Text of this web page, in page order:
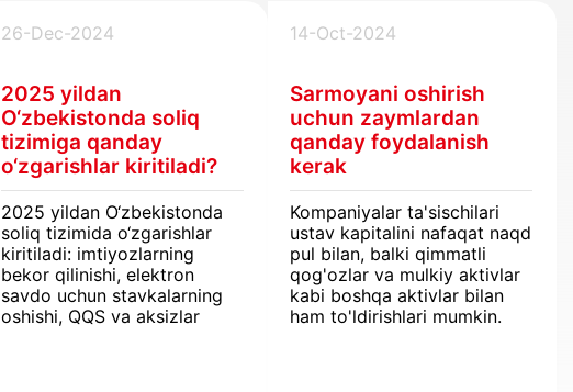
26-Dec-2024
2025 yildan
O‘zbekistonda soliq
tizimiga qanday
o‘zgarishlar kiritiladi?
2025 yildan O‘zbekistonda
soliq tizimida o‘zgarishlar
kiritiladi: imtiyozlarning
bekor qilinishi, elektron
savdo uchun stavkalarning
oshishi, QQS va aksizlar
14-Oct-2024
Sarmoyani oshirish
uchun zaymlardan
qanday foydalanish
kerak
Kompaniyalar ta'sischilari
ustav kapitalini nafaqat naqd
pul bilan, balki qimmatli
qog'ozlar va mulkiy aktivlar
kabi boshqa aktivlar bilan
ham to'ldirishlari mumkin.